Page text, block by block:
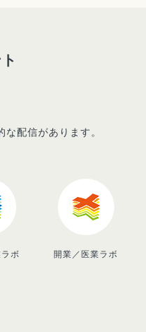
配信があります。
ボ 開業／医業ラボ